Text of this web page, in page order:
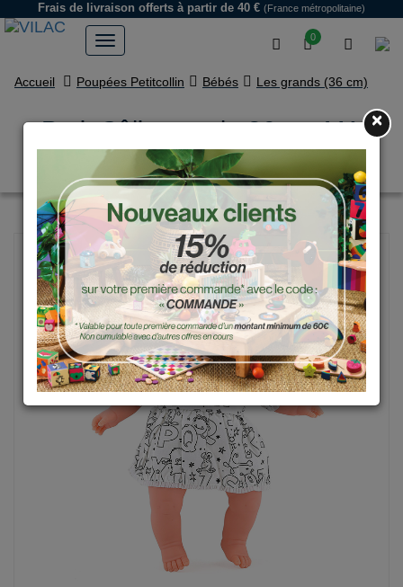
0
Frais de livraison offerts à partir de 40 € (France métropolitaine)
Accueil Poupées Petitcollin Bébés Les grands (36 cm)
Petit Câlin souple 36 cm MA
TENUE A COLORIER
×